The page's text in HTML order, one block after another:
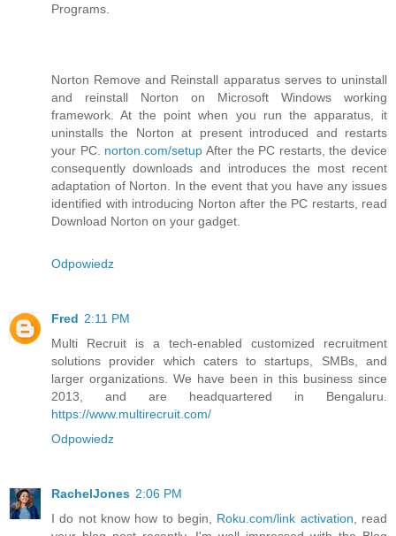
Programs.
Norton Remove and Reinstall apparatus serves to uninstall
and reinstall Norton on Microsoft Windows working
framework. At the point when you run the apparatus, it
uninstalls the Norton at present introduced and restarts
your PC. norton.com/setup After the PC restarts, the device
consequently downloads and introduces the most recent
adaptation of Norton. In the event that you have any issues
identified with introducing Norton after the PC restarts, read
Download Norton on your gadget.
Odpowiedz
Fred 2:11 PM
Multi Recruit is a tech-enabled customized recruitment
solutions provider which caters to startups, SMBs, and
larger organizations. We have been in this business since
2013, and are headquartered in Bengaluru.
https://www.multirecruit.com/
Odpowiedz
RachelJones 2:06 PM
I do not know how to begin, Roku.com/link activation, read